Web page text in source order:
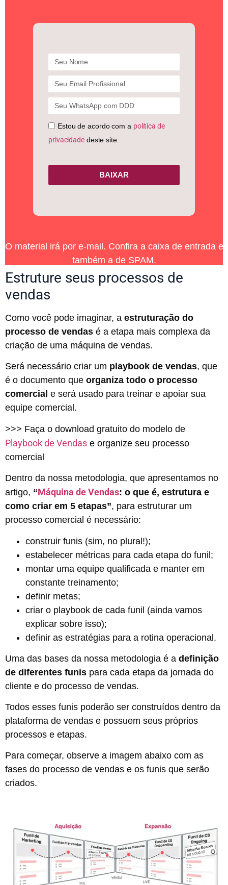
Estou de acordo com a política de
privacidadedeste site.
BAIXAR
O material irá por e-mail. Confira a caixa de entrada e
também a de SPAM.
Estruture seus processos de
vendas
Como você pode imaginar, a estruturação do
processo de vendas é a etapa mais complexa da
criação de uma máquina de vendas.
Será necessário criar um playbook de vendas, que
é o documento que organiza todo o processo
comercial e será usado para treinar e apoiar sua
equipe comercial.
>>> Faça o download gratuito do modelo de
Playbook de Vendas e organize seu processo
comercial
Dentro da nossa metodologia, que apresentamos no
artigo, “Máquina de Vendas: o que é, estrutura e
como criar em 5 etapas”, para estruturar um
processo comercial é necessário:
construir funis (sim, no plural!);
estabelecer métricas para cada etapa do funil;
montar uma equipe qualificada e manter em
constante treinamento;
definir metas;
criar o playbook de cada funil (ainda vamos
explicar sobre isso);
definir as estratégias para a rotina operacional.
Uma das bases da nossa metodologia é a definição
de diferentes funis para cada etapa da jornada do
cliente e do processo de vendas.
Todos esses funis poderão ser construídos dentro da
plataforma de vendas e possuem seus próprios
processos e etapas.
Para começar, observe a imagem abaixo com as
fases do processo de vendas e os funis que serão
criados.